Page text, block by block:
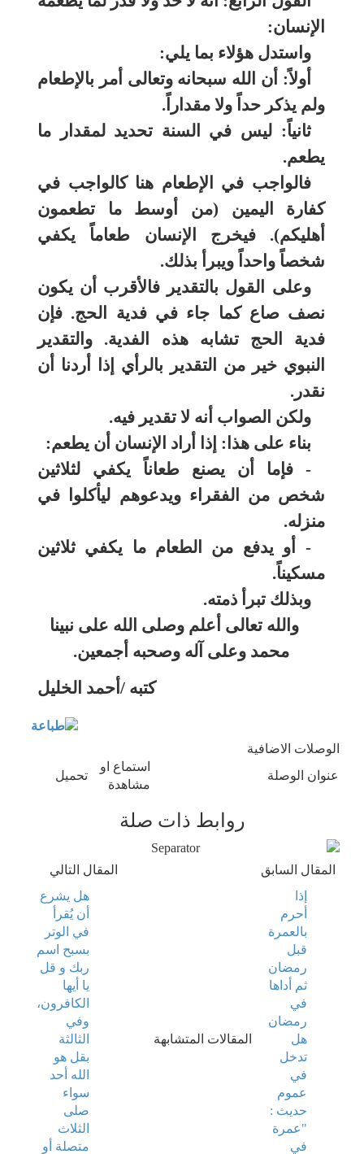
الإنسان:
واستدل هؤلاء بما يلي:
أولاً: أن الله سبحانه وتعالى أمر بالإطعام
ولم يذكر حداً ولا مقداراً.
ثانياً: ليس في السنة تحديد لمقدار ما
يطعم.
فالواجب في الإطعام هنا كالواجب في
كفارة اليمين (من أوسط ما تطعمون
أهليكم). فيخرج الإنسان طعاماً يكفي
شخصاً واحداً ويبرأ بذلك.
وعلى القول بالتقدير فالأقرب أن يكون
نصف صاع كما جاء في فدية الحج. فإن
فدية الحج تشابه هذه الفدية. والتقدير
النبوي خير من التقدير بالرأي إذا أردنا أن
نقدر.
ولكن الصواب أنه لا تقدير فيه.
بناء على هذا: إذا أراد الإنسان أن يطعم:
- فإما أن يصنع طعاناً يكفي لثلاثين
شخص من الفقراء ويدعوهم ليأكلوا في
منزله.
- أو يدفع من الطعام ما يكفي ثلاثين
مسكيناً.
وبذلك تبرأ ذمته.
والله تعالى أعلم وصلى الله على نبينا
محمد وعلى آله وصحبه أجمعين.
كتبه /أحمد الخليل
الوصلات الاضافية
عنوان الوصلة
استماع او
مشاهدة
تحميل
روابط ذات صلة
المقال السابق
إذا
أحرم
بالعمرة
قبل
رمضان
ثم أداها
في
رمضان
هل
تدخل
في
عموم
حديث :
"عمرة
في
المقالات المتشابهة
المقال التالي
هل يشرع
أن يُقرأ
في الوتر
بسبح اسم
ربك و قل
يا أيها
الكافرون،
وفي
الثالثة
بقل هو
الله أحد
سواء
صلى
الثلاث
متصلة أو